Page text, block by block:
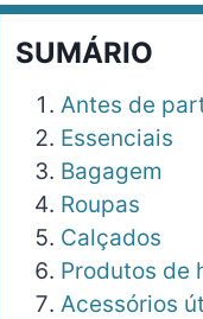
SUMÁRIO
Antes de
Essenciais
Bagagem
Roupas
Calçados
Produtos de
Acessórios